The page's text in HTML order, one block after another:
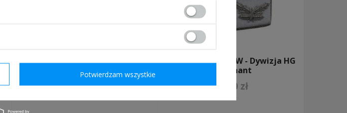
Patki pancerne z czaszką -
Dywizja HG - białe
45,00 zł
Patki oficerskie LW - Dywizja HG
- Leutnant
49,00 zł
Potwierdzam wszystkie